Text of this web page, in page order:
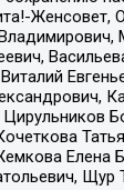
Женсовет,